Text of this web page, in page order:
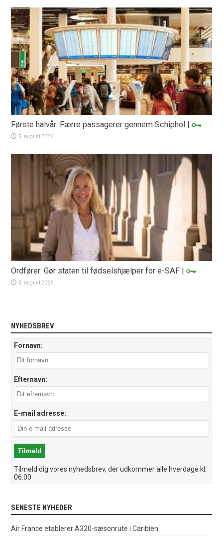
Første halvår: Færre passagerer gennem Schiphol |
5. august 2026
Ordfører: Gør staten til fødselshjælper for e-SAF |
5. august 2026
NYHEDSBREV
Fornavn:
Efternavn:
E-mail adresse:
Tilmeld dig vores nyhedsbrev, der udkommer alle hverdage kl.
06:00
SENESTE NYHEDER
Air France etablerer A320-sæsonrute i Caribien